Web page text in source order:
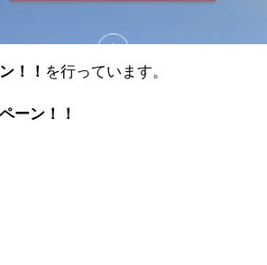
！！ を行っています。
ーン！！